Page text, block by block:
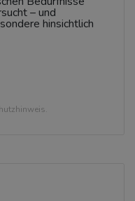
– und
hinsichtlich